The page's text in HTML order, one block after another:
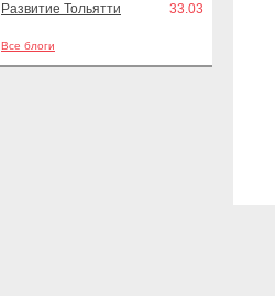
Развитие Тольятти 33.03
Все блоги